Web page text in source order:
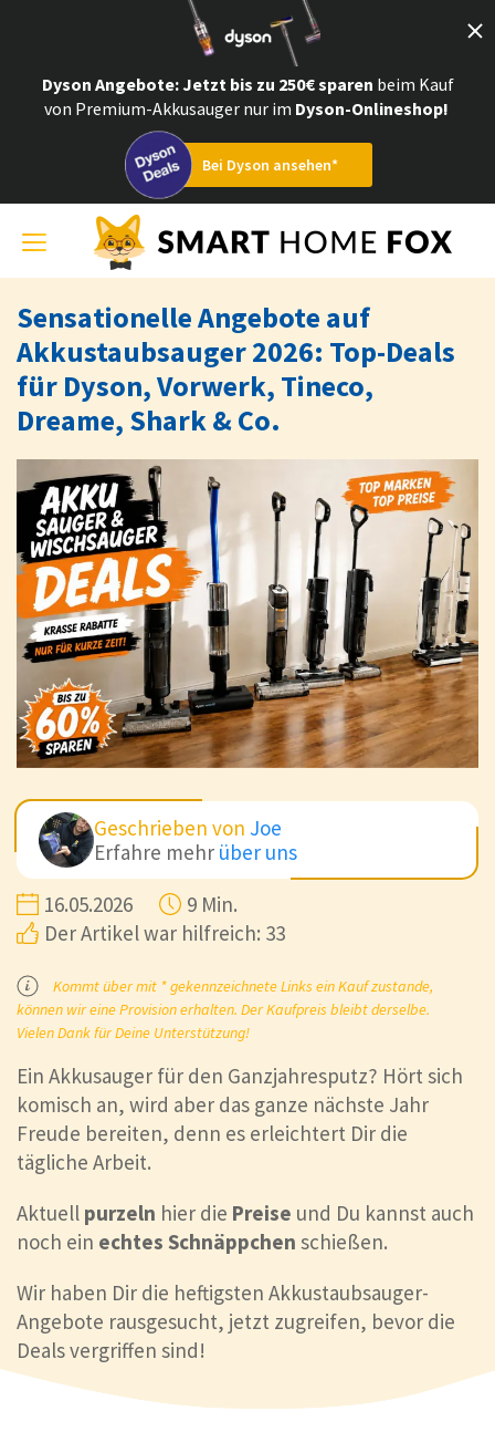
Dyson Angebote: Jetzt bis zu 250€ sparen beim Kauf
von Premium-Akkusauger nur im Dyson-Onlineshop!
Bei Dyson ansehen*
Toggle
navigation
Sensationelle Angebote auf
Akkustaubsauger 2026: Top-Deals
für Dyson, Vorwerk, Tineco,
Dreame, Shark & Co.
Geschrieben von Joe
Erfahre mehr über uns
16.05.2026
9 Min.
Der Artikel war hilfreich: 33
Kommt über mit * gekennzeichnete Links ein Kauf zustande,
können wir eine Provision erhalten. Der Kaufpreis bleibt derselbe.
Vielen Dank für Deine Unterstützung!
Ein Akkusauger für den Ganzjahresputz? Hört sich
komisch an, wird aber das ganze nächste Jahr
Freude bereiten, denn es erleichtert Dir die
tägliche Arbeit.
Aktuell purzeln hier die Preise und Du kannst auch
noch ein echtes Schnäppchen schießen.
Wir haben Dir die heftigsten Akkustaubsauger-
Angebote rausgesucht, jetzt zugreifen, bevor die
Deals vergriffen sind!